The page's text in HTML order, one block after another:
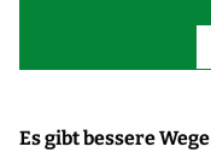
Es gibt bessere Wege